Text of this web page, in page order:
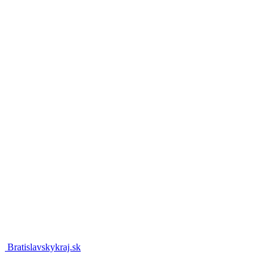
Bratislavskykraj.sk